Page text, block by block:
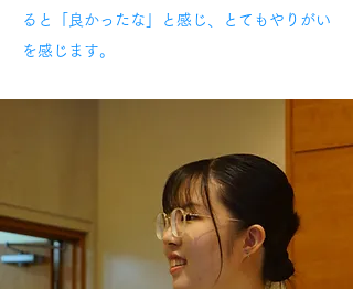
ると「良かったな」と感じ、とてもやりがい
を感じます。